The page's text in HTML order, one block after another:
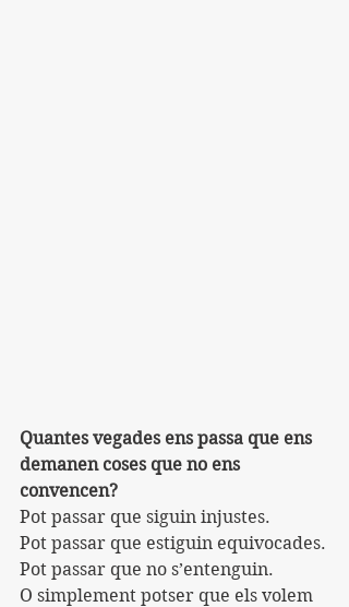
Quantes vegades ens passa que ens
demanen coses que no ens
convencen?
Pot passar que siguin injustes.
Pot passar que estiguin equivocades.
Pot passar que no s’entenguin.
O simplement potser que els volem